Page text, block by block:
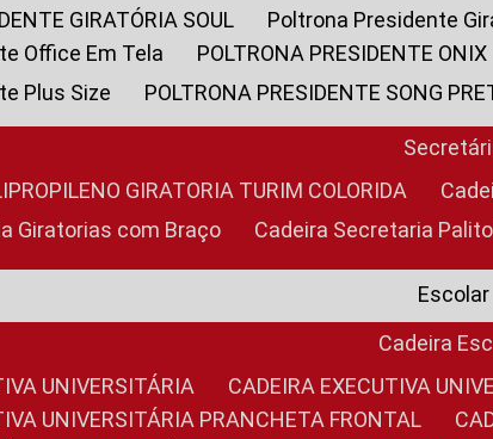
GIRATÓRIA SOUL
Poltrona Presidente
Office Em Tela
POLTRONA PRESIDENTE ONIX
Plus Size
POLTRONA PRESIDENTE SONG
GIRATORIA TURIM COLORIDA
Giratorias com Braço
Cadeira Secretaria
Escolar
Cadeira
UNIVERSITÁRIA
CADEIRA EXECUTIVA
UNIVERSITÁRIA PRANCHETA FRONTAL